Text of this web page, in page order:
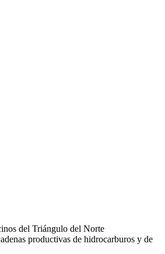
del Triángulo del Norte
productivas de hidrocarburos y de